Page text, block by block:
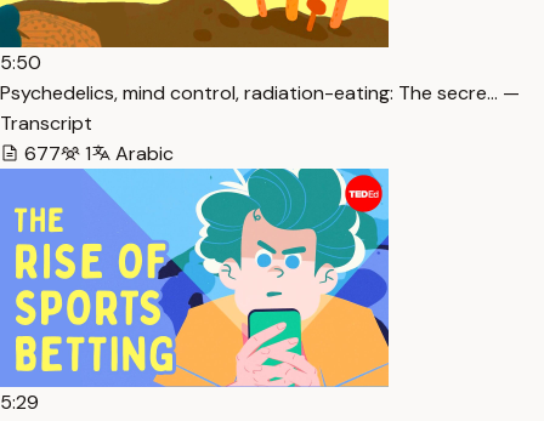
5:50
Psychedelics, mind control, radiation-eating: The secre… —
Transcript
677
1 Arabic
5:29